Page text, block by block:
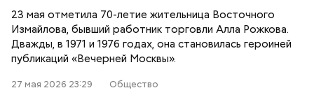
23 мая отметила 70-летие жительница Восточного
Измайлова, бывший работник торговли Алла Рожкова.
Дважды, в 1971 и 1976 годах, она становилась героиней
публикаций «Вечерней Москвы».
27 мая 2026 23:29 Общество